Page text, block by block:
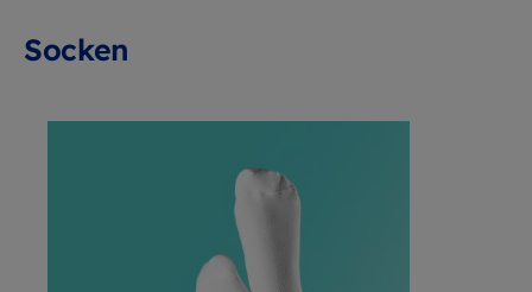
Socken